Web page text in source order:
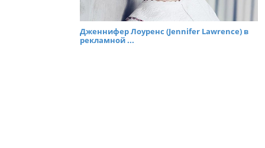
Дженнифер Лоуренс (Jennifer Lawrence) в
рекламной ...